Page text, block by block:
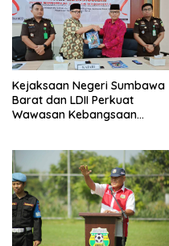
Kejaksaan Negeri Sumbawa
Barat dan LDII Perkuat
Wawasan Kebangsaan